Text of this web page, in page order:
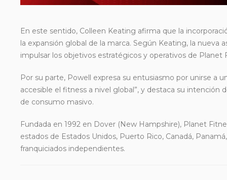
En este sentido, Colleen Keating afirma que la
la expansión global de la marca. Según Keating, la nueva
impulsar los objetivos estratégicos y operativos de Planet
Por su parte, Powell expresa su entusiasmo por unirse a
accesible el fitness a nivel global”, y destaca su intención
de consumo masivo.
Fundada en 1992 en Dover (New Hampshire), Planet
estados de Estados Unidos, Puerto Rico, Canadá,
franquiciados independientes.